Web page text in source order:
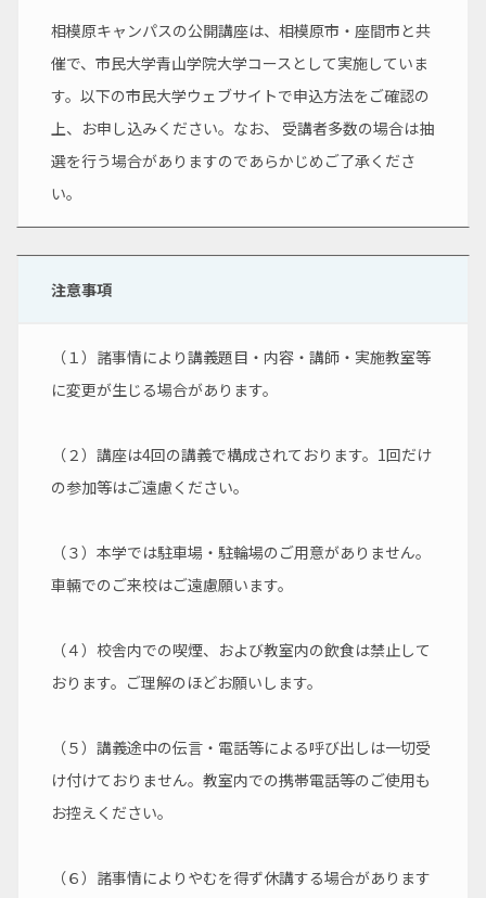
相模原キャンパスの公開講座は、相模原市・座間市と共
催で、市民大学青山学院大学コースとして実施していま
す。以下の市民大学ウェブサイトで申込方法をご確認の
上、お申し込みください。なお、 受講者多数の場合は抽
選を行う場合がありますのであらかじめご了承くださ
い。
注意事項
（１）諸事情により講義題目・内容・講師・実施教室等
に変更が生じる場合があります。
（２）講座は4回の講義で構成されております。1回だけ
の参加等はご遠慮ください。
（３）本学では駐車場・駐輪場のご用意がありません。
車輛でのご来校はご遠慮願います。
（４）校舎内での喫煙、および教室内の飲食は禁止して
おります。ご理解のほどお願いします。
（５）講義途中の伝言・電話等による呼び出しは一切受
け付けておりません。教室内での携帯電話等のご使用も
お控えください。
（６）諸事情によりやむを得ず休講する場合があります